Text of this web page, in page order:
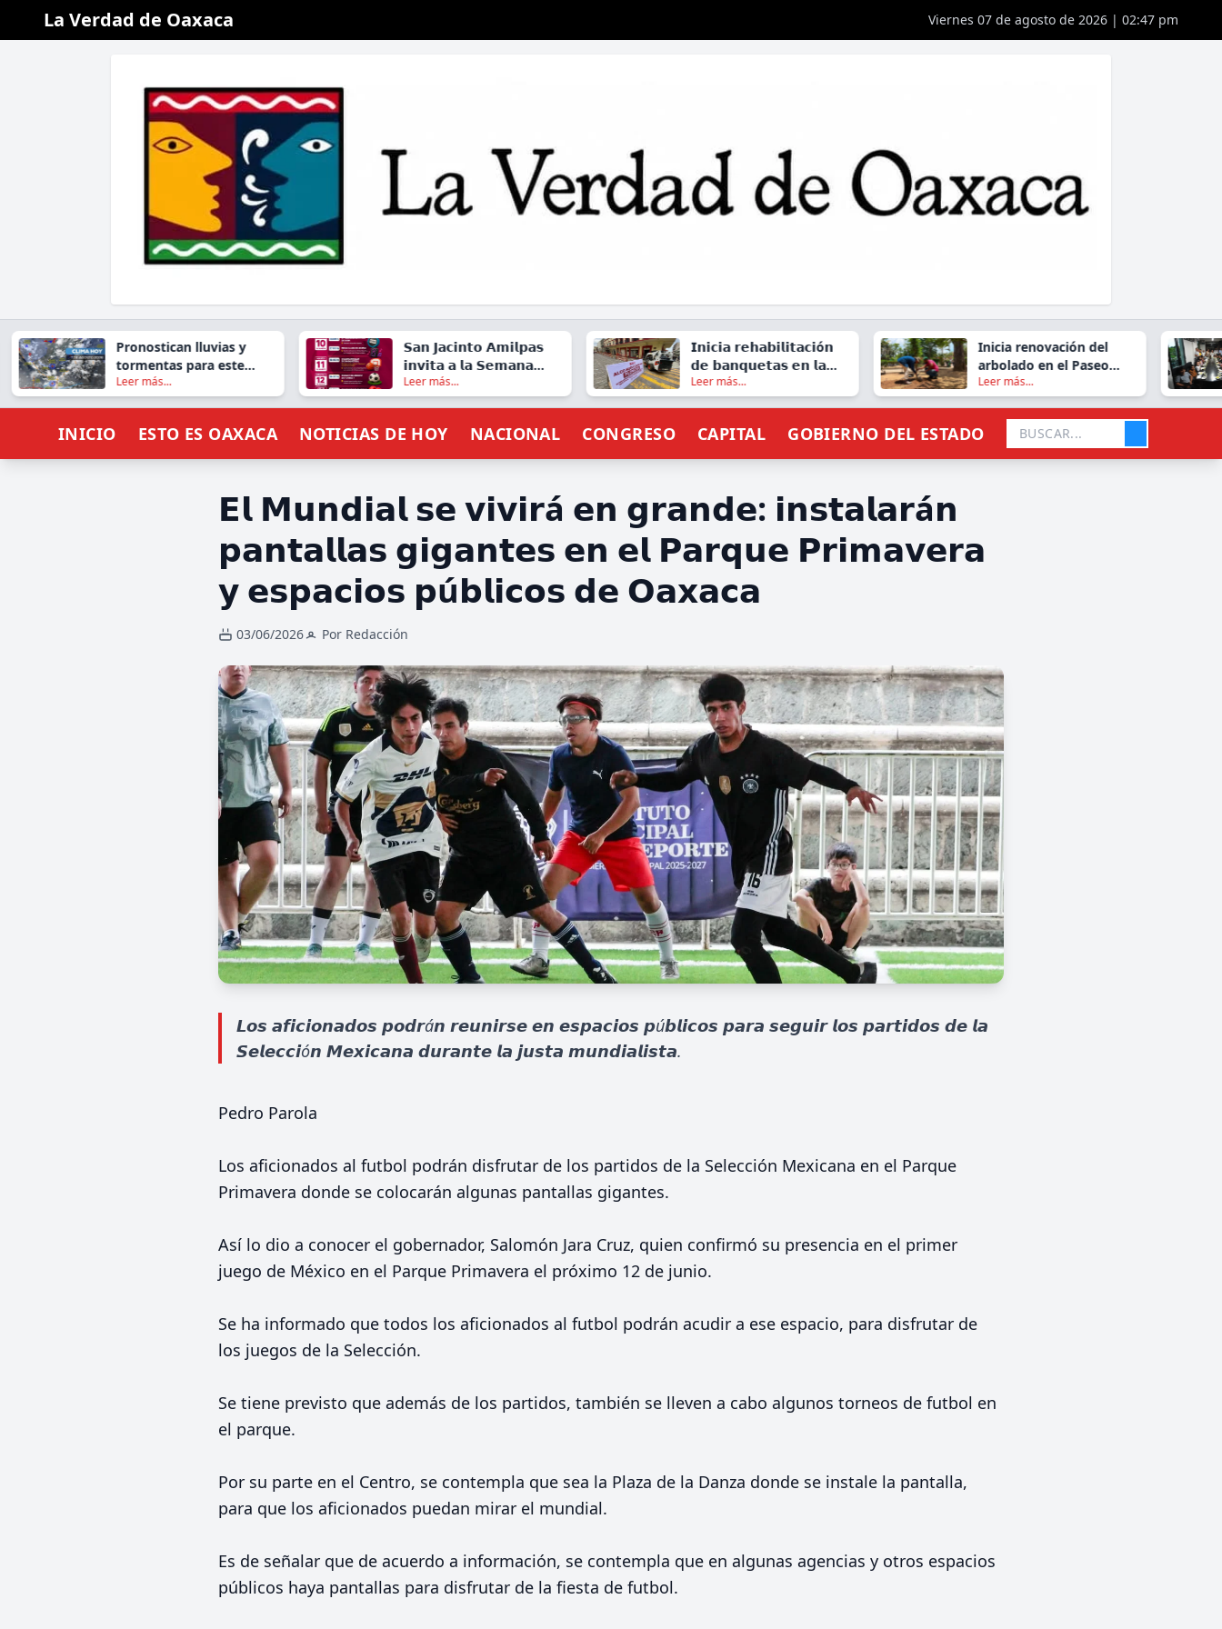
La Verdad de Oaxaca Viernes 07 de agosto de 2026 | 02:47 pm
Pronostican lluvias y
tormentas para este
viernes en gran parte de
Oaxaca
Leer más...
𝗦𝗮𝗻 𝗝𝗮𝗰𝗶𝗻𝘁𝗼 𝗔𝗺𝗶𝗹𝗽𝗮𝘀
𝗶𝗻𝘃𝗶𝘁𝗮 𝗮 𝗹𝗮 𝗦𝗲𝗺𝗮𝗻𝗮
𝗗𝗲𝗽𝗼𝗿𝘁𝗶𝘃𝗮 𝟮𝟬𝟮𝟲
Leer más...
𝗜𝗻𝗶𝗰𝗶𝗮 𝗿𝗲𝗵𝗮𝗯𝗶𝗹𝗶𝘁𝗮𝗰𝗶ó𝗻
𝗱𝗲 𝗯𝗮𝗻𝗾𝘂𝗲𝘁𝗮𝘀 𝗲𝗻 𝗹𝗮
𝗰𝗮𝗹𝗹𝗲 𝗱𝗲 𝗚𝘂𝗲𝗿𝗿𝗲𝗿𝗼, 𝗲𝗻
𝗲𝗹 𝗖𝗲𝗻𝘁𝗿𝗼 𝗱𝗲 𝗢𝗮𝘅𝗮𝗰𝗮
Leer más...
Inicia renovación del
arbolado en el Paseo
Juárez El Llano
Leer más...
INICIO ESTO ES OAXACA NOTICIAS DE HOY NACIONAL CONGRESO CAPITAL GOBIERNO DEL ESTADO
𝗘𝗹 𝗠𝘂𝗻𝗱𝗶𝗮𝗹 𝘀𝗲 𝘃𝗶𝘃𝗶𝗿á 𝗲𝗻 𝗴𝗿𝗮𝗻𝗱𝗲: 𝗶𝗻𝘀𝘁𝗮𝗹𝗮𝗿á𝗻
𝗽𝗮𝗻𝘁𝗮𝗹𝗹𝗮𝘀 𝗴𝗶𝗴𝗮𝗻𝘁𝗲𝘀 𝗲𝗻 𝗲𝗹 𝗣𝗮𝗿𝗾𝘂𝗲 𝗣𝗿𝗶𝗺𝗮𝘃𝗲𝗿𝗮
𝘆 𝗲𝘀𝗽𝗮𝗰𝗶𝗼𝘀 𝗽ú𝗯𝗹𝗶𝗰𝗼𝘀 𝗱𝗲 𝗢𝗮𝘅𝗮𝗰𝗮
03/06/2026 Por Redacción
𝙇𝙤𝙨 𝙖𝙛𝙞𝙘𝙞𝙤𝙣𝙖𝙙𝙤𝙨 𝙥𝙤𝙙𝙧á𝙣 𝙧𝙚𝙪𝙣𝙞𝙧𝙨𝙚 𝙚𝙣 𝙚𝙨𝙥𝙖𝙘𝙞𝙤𝙨 𝙥ú𝙗𝙡𝙞𝙘𝙤𝙨 𝙥𝙖𝙧𝙖 𝙨𝙚𝙜𝙪𝙞𝙧 𝙡𝙤𝙨 𝙥𝙖𝙧𝙩𝙞𝙙𝙤𝙨 𝙙𝙚 𝙡𝙖
𝙎𝙚𝙡𝙚𝙘𝙘𝙞ó𝙣 𝙈𝙚𝙭𝙞𝙘𝙖𝙣𝙖 𝙙𝙪𝙧𝙖𝙣𝙩𝙚 𝙡𝙖 𝙟𝙪𝙨𝙩𝙖 𝙢𝙪𝙣𝙙𝙞𝙖𝙡𝙞𝙨𝙩𝙖.
Pedro Parola
Los aficionados al futbol podrán disfrutar de los partidos de la Selección Mexicana en el Parque
Primavera donde se colocarán algunas pantallas gigantes.
Así lo dio a conocer el gobernador, Salomón Jara Cruz, quien confirmó su presencia en el primer
juego de México en el Parque Primavera el próximo 12 de junio.
Se ha informado que todos los aficionados al futbol podrán acudir a ese espacio, para disfrutar de
los juegos de la Selección.
Se tiene previsto que además de los partidos, también se lleven a cabo algunos torneos de futbol en
el parque.
Por su parte en el Centro, se contempla que sea la Plaza de la Danza donde se instale la pantalla,
para que los aficionados puedan mirar el mundial.
Es de señalar que de acuerdo a información, se contempla que en algunas agencias y otros espacios
públicos haya pantallas para disfrutar de la fiesta de futbol.